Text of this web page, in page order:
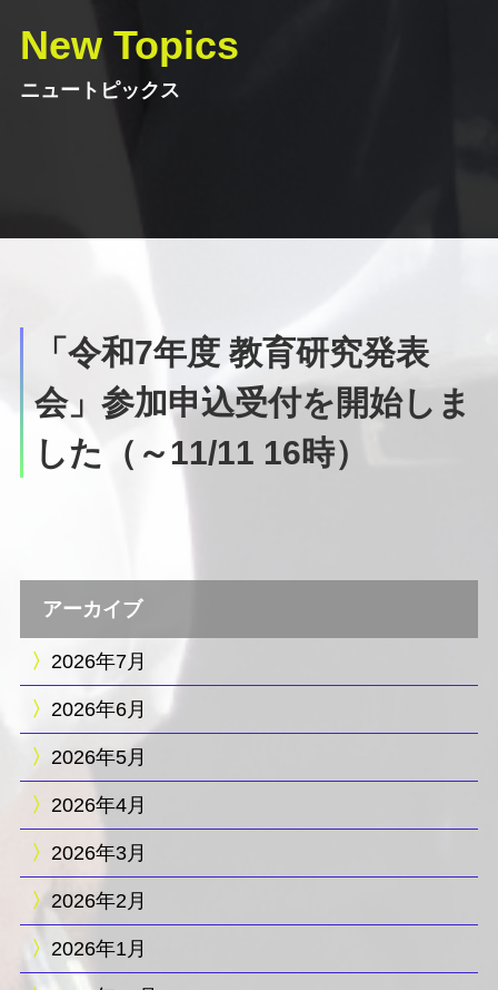
New Topics
ニュートピックス
「令和7年度 教育研究発表
会」参加申込受付を開始しま
した（～11/11 16時）
アーカイブ
2026年7月
2026年6月
2026年5月
2026年4月
2026年3月
2026年2月
2026年1月